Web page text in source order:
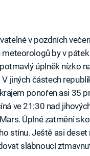
v pozdních
by v
úplněk nízko
jiných částech
ponořen asi 35
ve 21:30 nad
Úplné zatmění
stínu. Ještě asi deset
slábnoucí